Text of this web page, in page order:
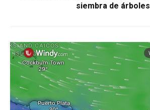
siembra de árboles